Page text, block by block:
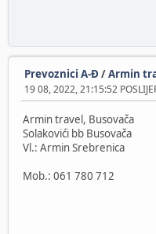
Prevoznici A-Đ /Armin
19 08, 2022, 21:15:52
Armin travel, Busovača
Solakovići bb Busovača
Vl.: Armin Srebrenica
Mob.: 061 780 712